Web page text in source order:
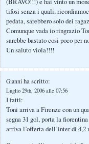
tifosi senza i quali,
pedata, sarebbero solo dei
Comunque vada io ringrazio
sarebbe bastato così poco per
Un saluto viola!!!!
Gianni ha scritto:
Luglio 29th, 2006 alle 07:56
I fatti:
Toni arriva a Firenze con un
segna 31 gol, porta la
arriva l’offerta dell’inter di